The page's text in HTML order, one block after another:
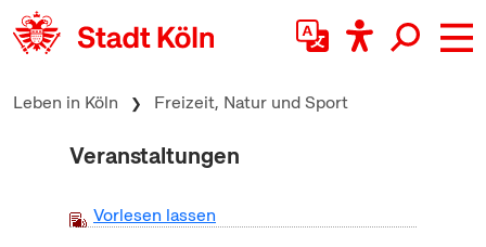
zum Inhalt springen
Leben in Köln Freizeit, Natur und Sport
Veranstaltungen
Vorlesen lassen